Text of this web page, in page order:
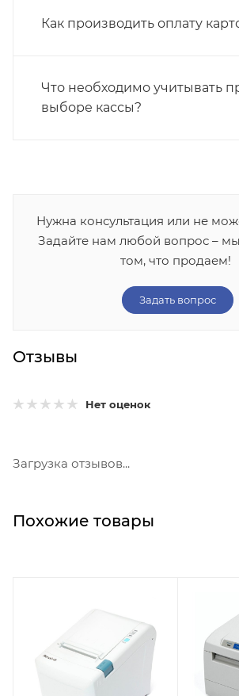
Как производить оплату
Что необходимо учитывать
выборе кассы?
Нужна консультация или не
Задайте нам любой вопрос –
том, что продаем!
Задать вопрос
Отзывы
Нет оценок
Загрузка отзывов...
Похожие товары